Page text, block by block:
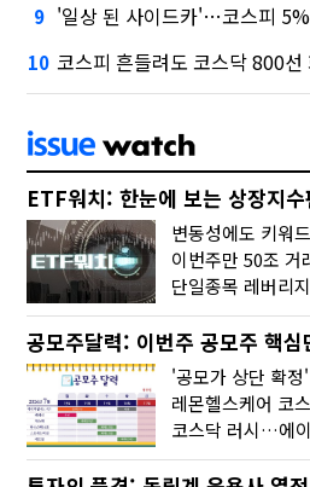
9 '일상 된 사이드카'…코스피
10 코스피 흔들려도 코스닥 800
ETF워치: 한눈에 보는 상장지
단일종목 레버리
공모주달력: 이번주 공모주 핵심
'공모가 상단 확